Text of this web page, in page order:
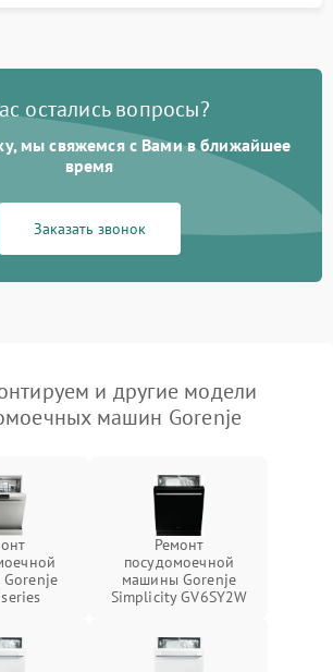
остались вопросы?
мы свяжемся с Вами в ближайшее
время
Заказать звонок
и другие модели
машин Gorenje
Ремонт
посудомоечной
машины Gorenje
Simplicity GV6SY2W